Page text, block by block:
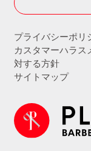
プライバシーポリ
カスタマーハラス
対する方針
サイトマップ